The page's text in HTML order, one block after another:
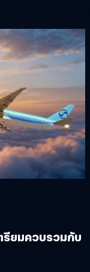
รียมควบรวมกับ